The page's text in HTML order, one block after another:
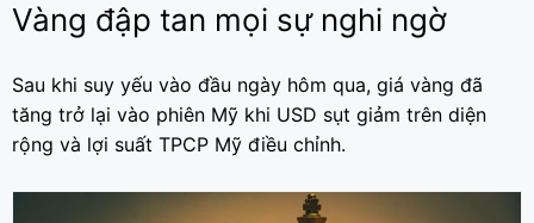
Vàng đập tan mọi sự nghi ngờ
Sau khi suy yếu vào đầu ngày hôm qua, giá vàng đã
tăng trở lại vào phiên Mỹ khi USD sụt giảm trên diện
rộng và lợi suất TPCP Mỹ điều chỉnh.